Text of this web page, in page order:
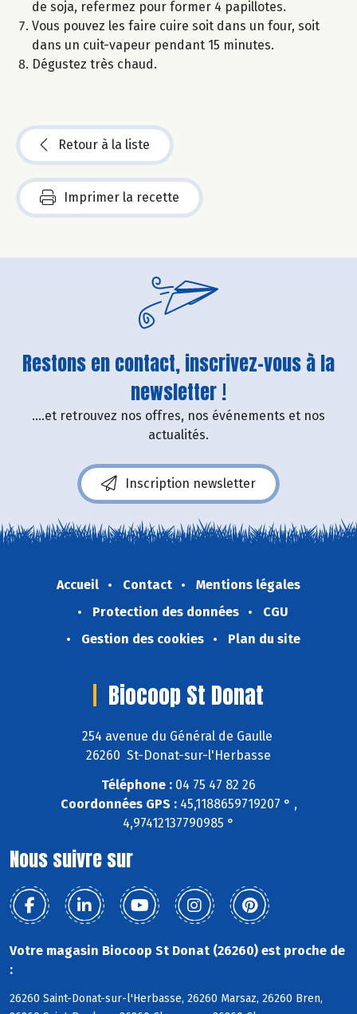
de soja, refermez pour former 4 papillotes.
Vous pouvez les faire cuire soit dans un four, soit
dans un cuit-vapeur pendant 15 minutes.
Dégustez très chaud.
Retour à la liste
Imprimer la recette
Restons en contact, inscrivez-vous à la
newsletter !
....et retrouvez nos offres, nos événements et nos
actualités.
Inscription newsletter
Accueil Contact
Mentions légales
Protection des données
CGU
Gestion des cookies
Plan du site
Biocoop St Donat
254 avenue du Général de Gaulle
26260 St-Donat-sur-l'Herbasse
Téléphone : 04 75 47 82 26
Coordonnées GPS :45,1188659719207 ° ,
4,97412137790985 °
Nous suivre sur
Votre magasin Biocoop St Donat (26260) est proche de
:
26260 Saint-Donat-sur-l'Herbasse, 26260 Marsaz, 26260 Bren,